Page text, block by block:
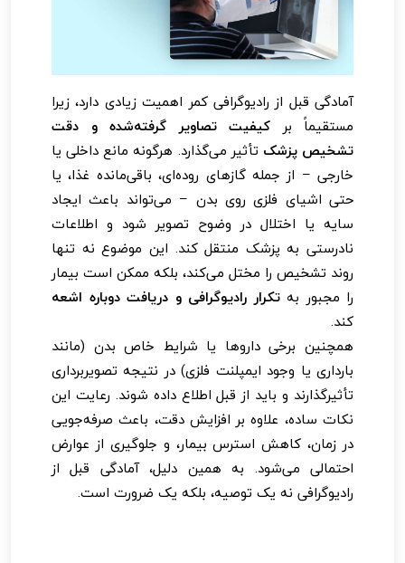
آمادگی قبل از رادیوگرافی کمر اهمیت زیادی دارد، زیرا
مستقیماً بر کیفیت تصاویر گرفته‌شده و دقت
تشخیص پزشک تأثیر می‌گذارد. هرگونه مانع داخلی یا
خارجی – از جمله گازهای روده‌ای، باقی‌مانده غذا، یا
حتی اشیای فلزی روی بدن – می‌تواند باعث ایجاد
سایه یا اختلال در وضوح تصویر شود و اطلاعات
نادرستی به پزشک منتقل کند. این موضوع نه تنها
روند تشخیص را مختل می‌کند، بلکه ممکن است بیمار
را مجبور بهتکرار رادیوگرافی و دریافت دوباره اشعه
کند.
همچنین برخی داروها یا شرایط خاص بدن (مانند
بارداری یا وجود ایمپلنت فلزی) در نتیجه تصویربرداری
تأثیرگذارند و باید از قبل اطلاع داده شوند. رعایت این
نکات ساده، علاوه بر افزایش دقت، باعث صرفه‌جویی
در زمان، کاهش استرس بیمار، و جلوگیری از عوارض
احتمالی می‌شود. به همین دلیل، آمادگی قبل از
رادیوگرافی نه یک توصیه، بلکه یک ضرورت است.